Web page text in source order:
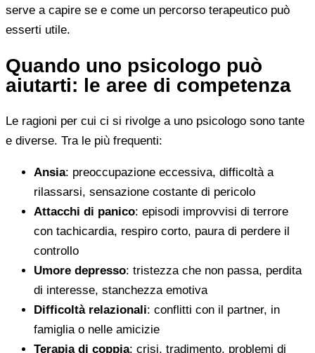
serve a capire se e come un percorso terapeutico può
esserti utile.
Quando uno psicologo può
aiutarti: le aree di competenza
Le ragioni per cui ci si rivolge a uno psicologo sono tante
e diverse. Tra le più frequenti:
Ansia: preoccupazione eccessiva, difficoltà a
rilassarsi, sensazione costante di pericolo
Attacchi di panico: episodi improvvisi di terrore
con tachicardia, respiro corto, paura di perdere il
controllo
Umore depresso: tristezza che non passa, perdita
di interesse, stanchezza emotiva
Difficoltà relazionali: conflitti con il partner, in
famiglia o nelle amicizie
Terapia di coppia: crisi, tradimento, problemi di